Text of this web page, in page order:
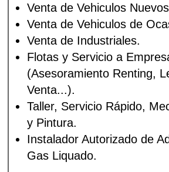
Venta de Vehiculos
Venta de Vehiculos de
Venta de Industriales.
Flotas y Servicio a
(Asesoramiento Renting,
Venta...).
Taller, Servicio Rápido,
y Pintura.
Instalador Autorizado de
Gas Liquado.